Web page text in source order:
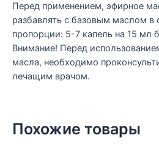
Перед применением, эфирное
разбавлять с базовым маслом в
пропорции: 5-7 капель на 15 мл
Внимание! Перед
масла, необходимо
лечащим врачом.
Похожие товары